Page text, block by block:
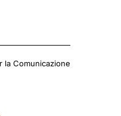
Comunicazione